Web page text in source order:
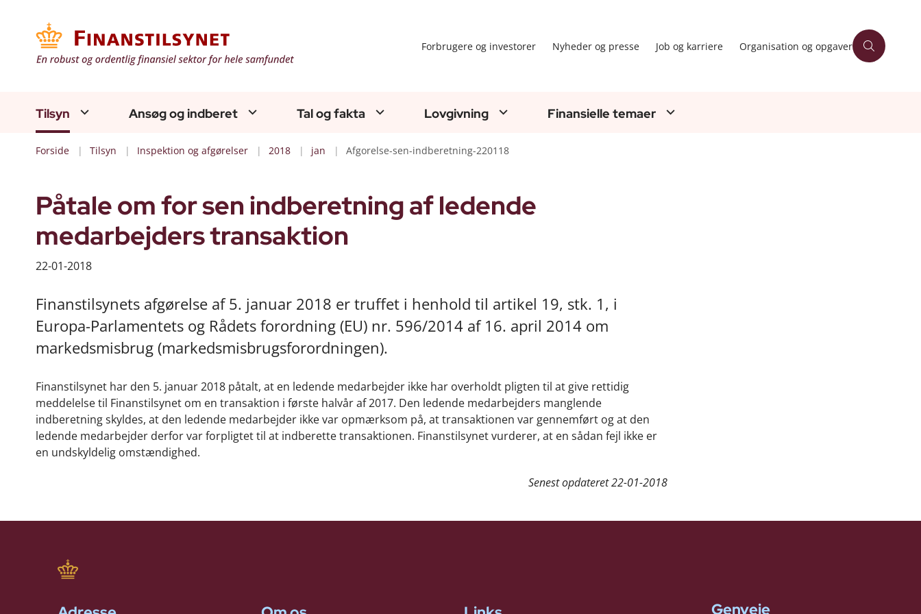
Forbrugere og investorer Nyheder og presse Job og karriere Organisation og opgaver
Tilsyn Ansøg og indberet Tal og fakta Lovgivning Finansielle temaer
Forside Tilsyn Inspektion og afgørelser 2018 jan Afgorelse-sen-indberetning-220118
Påtale om for sen indberetning af ledende
medarbejders transaktion
22-01-2018
Finanstilsynets afgørelse af 5. januar 2018 er truffet i henhold til artikel 19, stk. 1, i
Europa-Parlamentets og Rådets forordning (EU) nr. 596/2014 af 16. april 2014 om
markedsmisbrug (markedsmisbrugsforordningen).
Finanstilsynet har den 5. januar 2018 påtalt, at en ledende medarbejder ikke har overholdt pligten til at give rettidig
meddelelse til Finanstilsynet om en transaktion i første halvår af 2017. Den ledende medarbejders manglende
indberetning skyldes, at den ledende medarbejder ikke var opmærksom på, at transaktionen var gennemført og at den
ledende medarbejder derfor var forpligtet til at indberette transaktionen. Finanstilsynet vurderer, at en sådan fejl ikke er
en undskyldelig omstændighed.
Senest opdateret22-01-2018
Genveje